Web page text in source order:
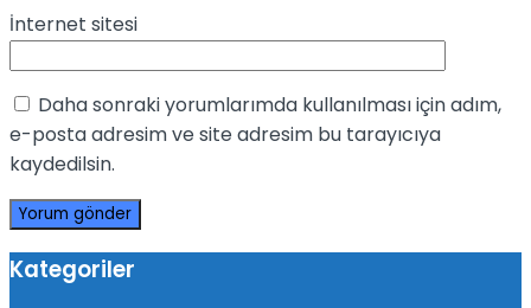
İnternet sitesi
Daha sonraki yorumlarımda kullanılması için adım,
e-posta adresim ve site adresim bu tarayıcıya
kaydedilsin.
Kategoriler